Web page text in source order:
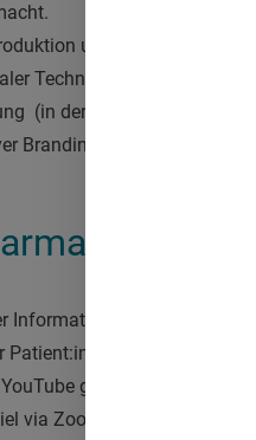
und Kommunikation
Technologien.
(in der Arzt- oder
Branding-Aktivitäten) sein.
Informationsseiten über
oder das
gehören zum
via Zoom, Teams, etc. für